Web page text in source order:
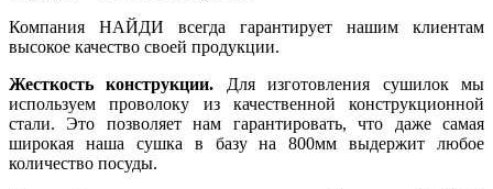
Компания НАЙДИ всегда гарантирует нашим клиентам
высокое качество своей продукции.
Жесткость конструкции. Для изготовления сушилок мы
используем проволоку из качественной конструкционной
стали. Это позволяет нам гарантировать, что даже самая
широкая наша сушка в базу на 800мм выдержит любое
количество посуды.